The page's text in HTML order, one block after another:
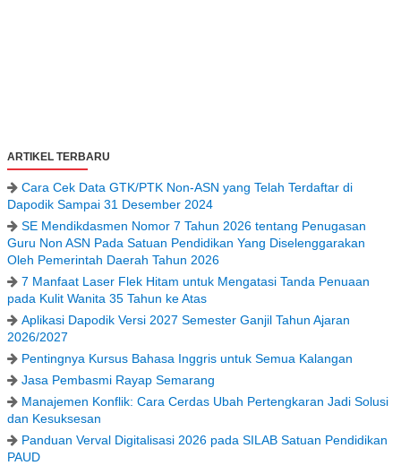
ARTIKEL TERBARU
Cara Cek Data GTK/PTK Non-ASN yang Telah Terdaftar di
Dapodik Sampai 31 Desember 2024
SE Mendikdasmen Nomor 7 Tahun 2026 tentang Penugasan
Guru Non ASN Pada Satuan Pendidikan Yang Diselenggarakan
Oleh Pemerintah Daerah Tahun 2026
7 Manfaat Laser Flek Hitam untuk Mengatasi Tanda Penuaan
pada Kulit Wanita 35 Tahun ke Atas
Aplikasi Dapodik Versi 2027 Semester Ganjil Tahun Ajaran
2026/2027
Pentingnya Kursus Bahasa Inggris untuk Semua Kalangan
Jasa Pembasmi Rayap Semarang
Manajemen Konflik: Cara Cerdas Ubah Pertengkaran Jadi Solusi
dan Kesuksesan
Panduan Verval Digitalisasi 2026 pada SILAB Satuan Pendidikan
PAUD